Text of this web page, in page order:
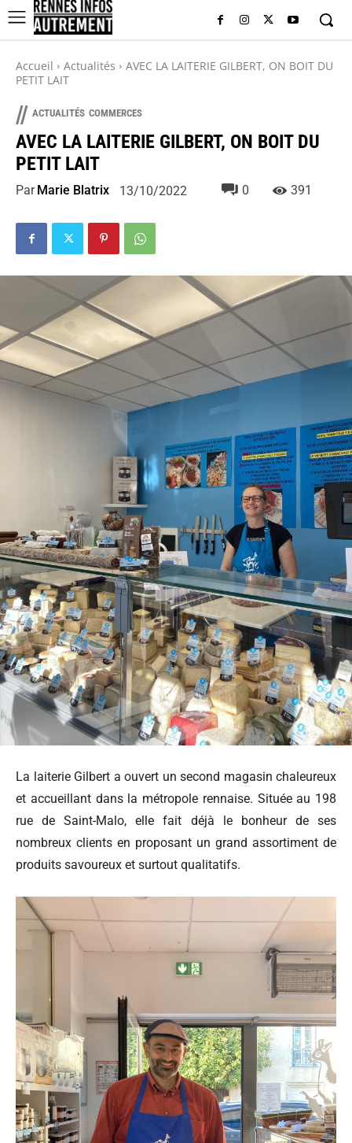
Accueil Actualités
AVEC LA LAITERIE GILBERT, ON BOIT DU
PETIT LAIT
// ACTUALITÉS COMMERCES
AVEC LA LAITERIE GILBERT, ON BOIT DU
PETIT LAIT
Par Marie Blatrix 13/10/2022 0 391
La laiterie Gilbert a ouvert un second magasin chaleureux
et accueillant dans la métropole rennaise. Située au 198
rue de Saint-Malo, elle fait déjà le bonheur de ses
nombreux clients en proposant un grand assortiment de
produits savoureux et surtout qualitatifs.